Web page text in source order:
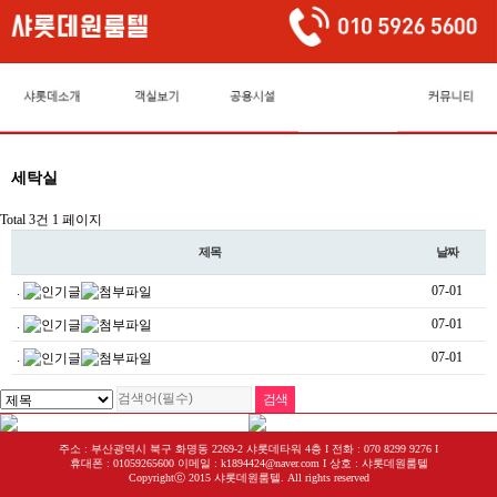
세탁실
Total 3건 1 페이지
제목 날짜
07-01
07-01
07-01
주소 : 부산광역시 북구 화명동 2269-2 샤롯데타워 4층 I 전화 : 070 8299 9276 I
휴대폰 : 01059265600 이메일 : k1894424@naver.com I 상호 : 샤롯데원룸텔
Copyrightⓒ 2015 샤롯데원룸텔. All rights reserved